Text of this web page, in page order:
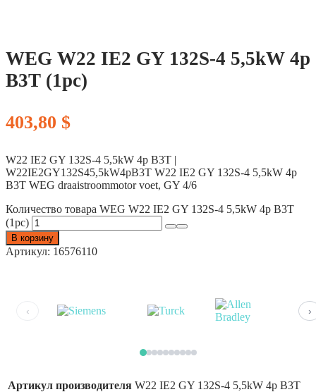
WEG W22 IE2 GY 132S-4 5,5kW 4p
B3T (1pc)
403,80 $
W22 IE2 GY 132S-4 5,5kW 4p B3T |
W22IE2GY132S45,5kW4pB3T W22 IE2 GY 132S-4 5,5kW 4p
B3T WEG draaistroommotor voet, GY 4/6
Количество товара WEG W22 IE2 GY 132S-4 5,5kW 4p B3T
(1pc)
В корзину
Артикул: 16576110
‹ ›
Артикул производителя W22 IE2 GY 132S-4 5,5kW 4p B3T